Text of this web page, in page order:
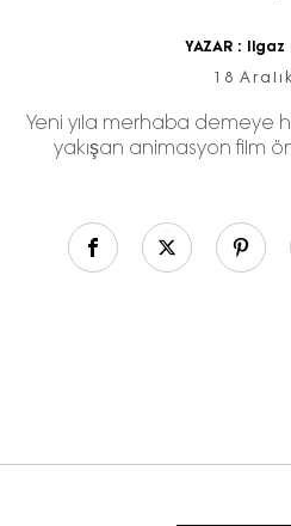
YAZAR : Ilgaz
18
Yeni yıla merhaba demeye
yakışan animasyon film